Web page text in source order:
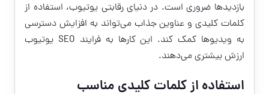
بازدیدها ضروری است. در دنیای رقابتی یوتیوب، استفاده از
کلمات کلیدی و عناوین جذاب می‌تواند به افزایش دسترسی
به ویدیوها کمک کند. این کارها به فرایند SEO یوتیوب
ارزش بیشتری می‌دهند.
استفاده از کلمات کلیدی مناسب